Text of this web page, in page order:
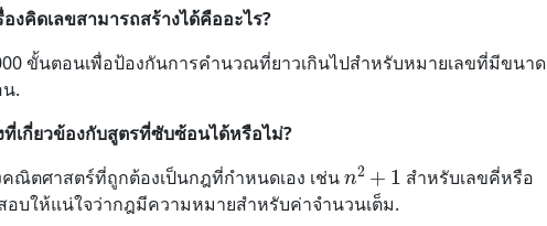
งคิดเลขสามารถสร้างได้คืออะไร?
ขั้นตอนเพื่อป้องกันการคำนวณที่ยาวเกินไปสำหรับหมายเลขที่มีขนาด
.
เกี่ยวข้องกับสูตรที่ซับซ้อนได้หรือไม่?
ตศาสตร์ที่ถูกต้องเป็นกฎที่กำหนดเอง เช่น
2
สำหรับเลขคี่หรือ
อบให้แน่ใจว่ากฎมีความหมายสำหรับค่าจำนวนเต็ม.